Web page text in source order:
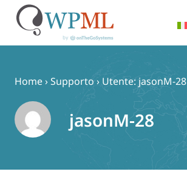
contenuto
Home›Supporto › Utente: jasonM-28
jasonM-28